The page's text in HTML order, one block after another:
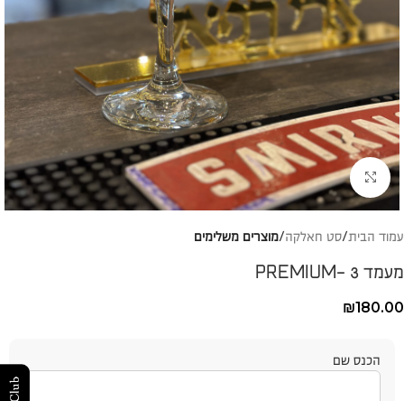
להגדלת התמונה
עמוד הבית סט חאלקה מוצרים משלימים
מעמד 3 -PREMIUM
₪180.00
הכנס שם